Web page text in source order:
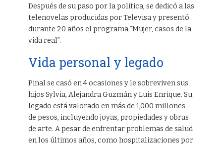
Después de su paso por la política, se dedicó a las
telenovelas producidas por Televisa y presentó
durante 20 años el programa “Mujer, casos de la
vida real”.
Vida personal y legado
Pinal se casó en 4 ocasiones y le sobreviven sus
hijos Sylvia, Alejandra Guzmán y Luis Enrique. Su
legado está valorado en más de 1,000 millones
de pesos, incluyendo joyas, propiedades y obras
de arte. A pesar de enfrentar problemas de salud
en los últimos años, como hospitalizaciones por